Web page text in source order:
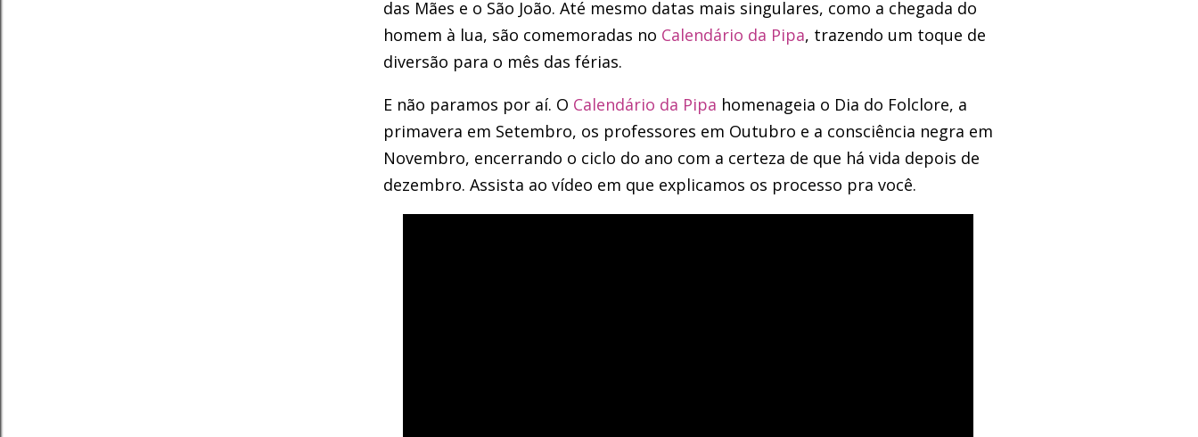
das Mães e o São João. Até mesmo datas mais singulares, como a chegada do
homem à lua, são comemoradas no Calendário da Pipa, trazendo um toque de
diversão para o mês das férias.
E não paramos por aí. O Calendário da Pipa homenageia o Dia do Folclore, a
primavera em Setembro, os professores em Outubro e a consciência negra em
Novembro, encerrando o ciclo do ano com a certeza de que há vida depois de
dezembro. Assista ao vídeo em que explicamos os processo pra você.